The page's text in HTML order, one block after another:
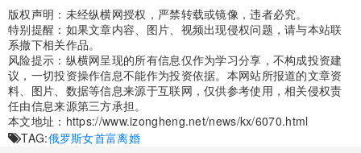
版权声明：未经纵横网授权，严禁转载或镜像，违者必究。
特别提醒：如果文章内容、图片、视频出现侵权问题，请与本站联
系撤下相关作品。
风险提示：纵横网呈现的所有信息仅作为学习分享，不构成投资建
议，一切投资操作信息不能作为投资依据。本网站所报道的文章资
料、图片、数据等信息来源于互联网，仅供参考使用，相关侵权责
任由信息来源第三方承担。
本文地址： https://www.izongheng.net/news/kx/6070.html
TAG:俄罗斯女首富离婚